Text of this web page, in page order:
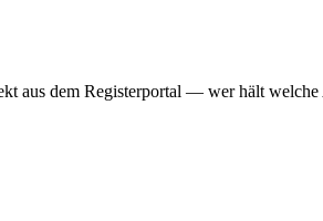
aus dem Registerportal — wer hält welche